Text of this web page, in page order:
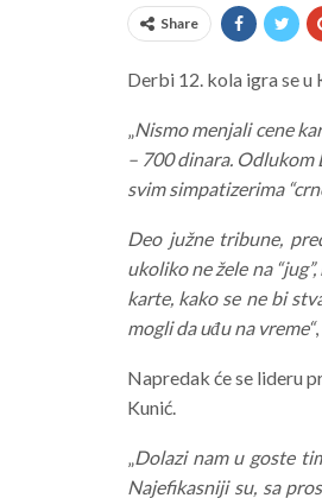
Share
Derbi 12. kola igra se u
„Nismo menjali cene
– 700 dinara. Odlukom
svim simpatizerima
Deo južne tribune,
ukoliko ne žele na
karte, kako se ne bi
mogli da uđu na vreme“
Napredak će se lideru
Kunić.
„Dolazi nam u goste
Najefikasniji su, sa